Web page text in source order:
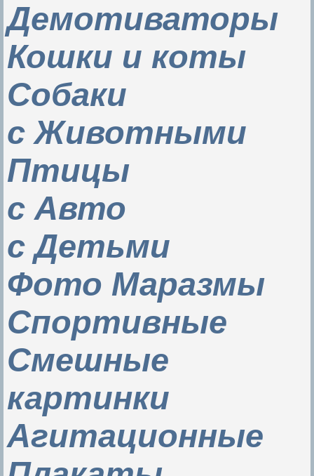
Демотиваторы
Кошки и коты
Собаки
с Животными
Птицы
с Авто
с Детьми
Фото Маразмы
Спортивные
Смешные
картинки
Агитационные